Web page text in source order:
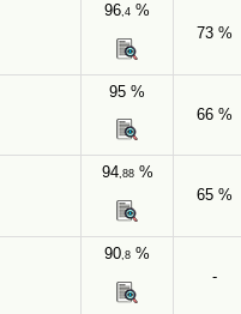
96,4 %
73 %
95 %
66 %
94,88%
65 %
90,8 %
-